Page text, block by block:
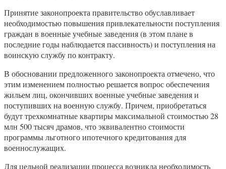
Принятие законопроекта правительство обуславливает
необходимостью повышения привлекательности поступления
граждан в военные учебные заведения (в этом плане в
последние годы наблюдается пассивность) и поступления на
воинскую службу по контракту.
В обосновании предложенного законопроекта отмечено, что
этим изменением полностью решается вопрос обеспечения
жильем лиц, окончивших военные учебные заведения и
поступивших на военную службу. Причем, приобретаться
будут трехкомнатные квартиры максимальной стоимостью 28
млн 500 тысяч драмов, что эквивалентно стоимости
программы льготного ипотечного кредитования для
военнослужащих.
Для цельной реализации процесса возникла необходимость